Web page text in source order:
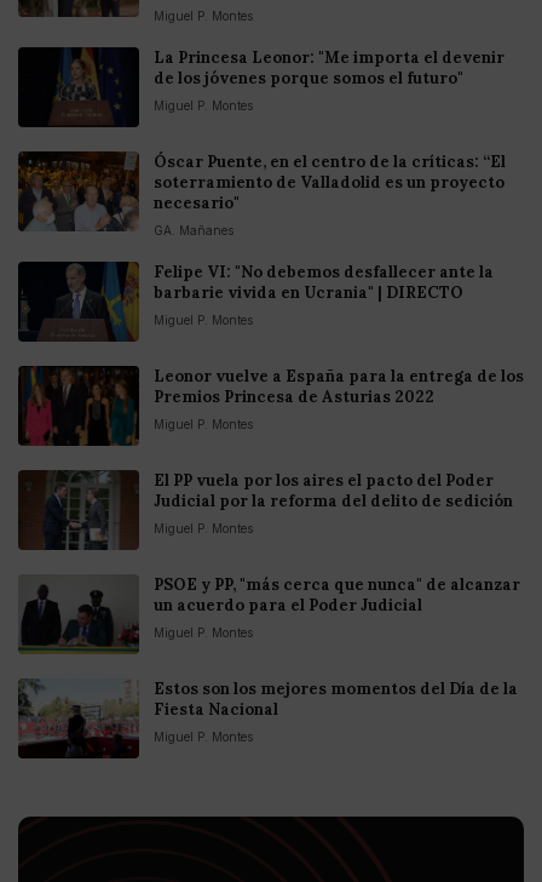
Miguel P. Montes
La Princesa Leonor: "Me importa el devenir
de los jóvenes porque somos el futuro"
Miguel P. Montes
Óscar Puente, en el centro de la críticas: “El
soterramiento de Valladolid es un proyecto
necesario"
GA. Mañanes
Felipe VI: "No debemos desfallecer ante la
barbarie vivida en Ucrania" | DIRECTO
Miguel P. Montes
Leonor vuelve a España para la entrega de los
Premios Princesa de Asturias 2022
Miguel P. Montes
El PP vuela por los aires el pacto del Poder
Judicial por la reforma del delito de sedición
Miguel P. Montes
PSOE y PP, "más cerca que nunca" de alcanzar
un acuerdo para el Poder Judicial
Miguel P. Montes
Estos son los mejores momentos del Día de la
Fiesta Nacional
Miguel P. Montes